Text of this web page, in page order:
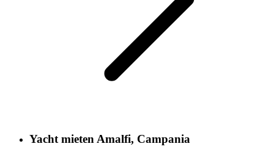
Yacht mieten Amalfi, Campania